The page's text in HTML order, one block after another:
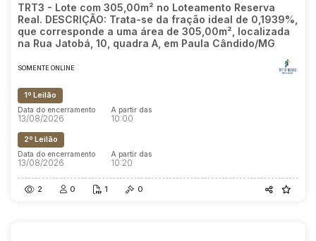
TRT3 - Lote com 305,00m² no Loteamento Reserva
Real. DESCRIÇÃO: Trata-se da fração ideal de 0,1939%,
que corresponde a uma área de 305,00m², localizada
na Rua Jatobá, 10, quadra A, em Paula Cândido/MG
SOMENTE ONLINE
1º Leilão
Data do encerramento
13/08/2026
A partir das
10:00
2º Leilão
Data do encerramento
13/08/2026
A partir das
10:20
2 0 1 0